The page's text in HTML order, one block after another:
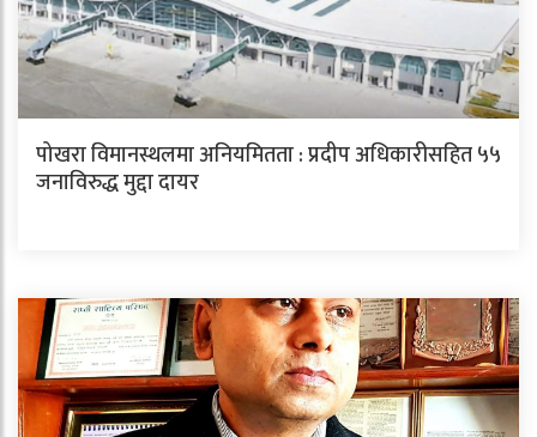
पोखरा विमानस्थलमा अनियमितता : प्रदीप अधिकारीसहित ५५
जनाविरुद्ध मुद्दा दायर